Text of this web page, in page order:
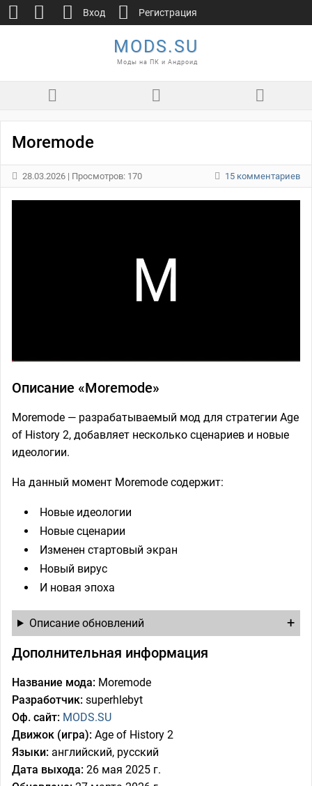
MODS.SU
Моды на ПК и Андроид
Moremode
28.03.2026 | Просмотров: 170 15 комментариев
Описание «Moremode»
Moremode — разрабатываемый мод для стратегии Age
of History 2, добавляет несколько сценариев и новые
идеологии.
На данный момент Moremode содержит:
Новые идеологии
Новые сценарии
Изменен стартовый экран
Новый вирус
И новая эпоха
Описание обновлений
Дополнительная информация
Название мода: Moremode
Разработчик: superhlebyt
Оф. сайт: MODS.SU
Движок (игра): Age of History 2
Языки: английский, русский
Дата выхода: 26 мая 2025 г.
Вход Регистрация